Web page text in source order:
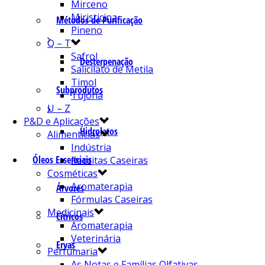
Métodos de Purificação
Desterpenação
Subprodutos
Hidrolatos
Óleos Essenciais
Árvores
Cítricos
Ervas
Mirceno
Miristicina
Pineno
Q – T
Safrol
Salicilato de Metila
Timol
Tujona
U – Z
P&D e Aplicações
Alimentícias
Indústria
Receitas Caseiras
Cosméticas
Aromaterapia
Fórmulas Caseiras
Medicinais
Aromaterapia
Veterinária
Perfumaria